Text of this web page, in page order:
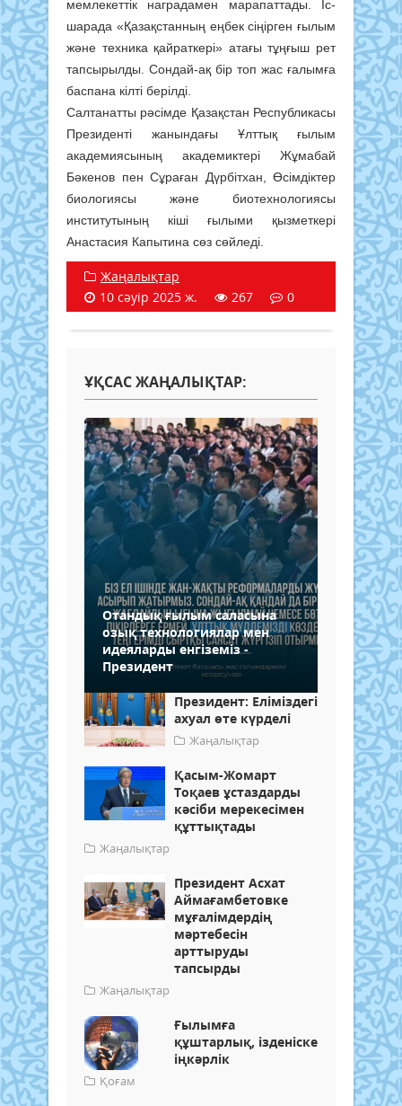
мемлекеттік наградамен марапаттады. Іс-
шарада «Қазақстанның еңбек сіңірген ғылым
және техника қайраткері» атағы тұңғыш рет
тапсырылды. Сондай-ақ бір топ жас ғалымға
баспана кілті берілді.
Салтанатты рәсімде Қазақстан Республикасы
Президенті жанындағы Ұлттық ғылым
академиясының академиктері Жұмабай
Бәкенов пен Сұраған Дүрбітхан, Өсімдіктер
биологиясы және биотехнологиясы
институтының кіші ғылыми қызметкері
Анастасия Капытина сөз сөйледі.
Жаңалықтар
10 сәуір 2025 ж.
267 0
ҰҚСАС ЖАҢАЛЫҚТАР:
Отандық ғылым саласына
озық технологиялар мен
идеяларды енгіземіз -
Президент
Президент: Еліміздегі
ахуал өте күрделі
Жаңалықтар
Қасым-Жомарт
Тоқаев ұстаздарды
кәсіби мерекесімен
құттықтады
Жаңалықтар
Президент Асхат
Аймағамбетовке
мұғалімдердің
мәртебесін
арттыруды
тапсырды
Жаңалықтар
Ғылымға
құштарлық, ізденіске
іңкәрлік
Қоғам